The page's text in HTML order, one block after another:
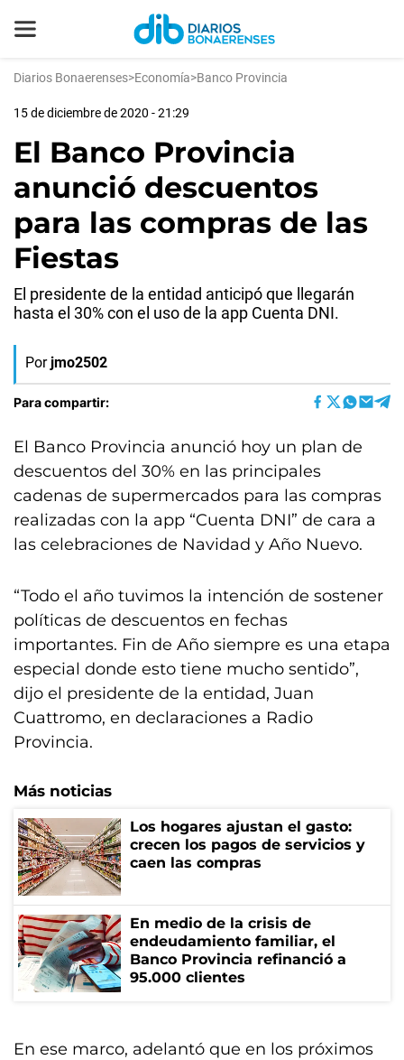
Diarios Bonaerenses>Economía>Banco Provincia
15 de diciembre de 2020 - 21:29
El Banco Provincia
anunció descuentos
para las compras de las
Fiestas
El presidente de la entidad anticipó que llegarán
hasta el 30% con el uso de la app Cuenta DNI.
Por jmo2502
Para compartir:
El Banco Provincia anunció hoy un plan de
descuentos del 30% en las principales
cadenas de supermercados para las compras
realizadas con la app “Cuenta DNI” de cara a
las celebraciones de Navidad y Año Nuevo.
“Todo el año tuvimos la intención de sostener
políticas de descuentos en fechas
importantes. Fin de Año siempre es una etapa
especial donde esto tiene mucho sentido”,
dijo el presidente de la entidad, Juan
Cuattromo, en declaraciones a Radio
Provincia.
Más noticias
Los hogares ajustan el gasto:
crecen los pagos de servicios y
caen las compras
En medio de la crisis de
endeudamiento familiar, el
Banco Provincia refinanció a
95.000 clientes
En ese marco, adelantó que en los próximos